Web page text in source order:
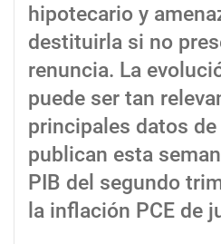
hipotecario y
destituirla si no
renuncia. La
puede ser tan
principales datos de
publican esta
PIB del segundo
la inflación PCE de